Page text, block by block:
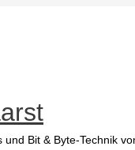
Bit & Byte-Technik